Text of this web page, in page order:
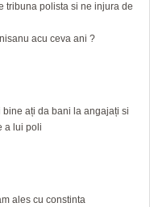
tribuna polista si ne injura de
acu ceva ani ?
ați da bani la angajați si
a lui poli
ales cu constinta